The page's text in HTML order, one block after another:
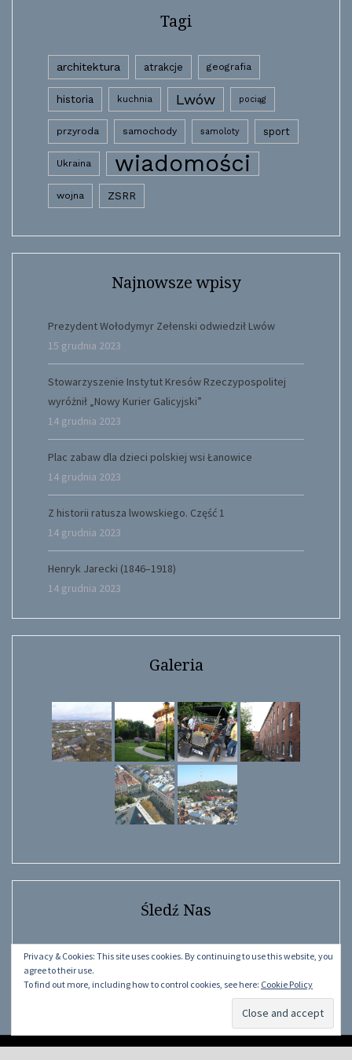
Tagi
architektura atrakcje geografia
historia kuchnia Lwów pociąg
przyroda samochody samoloty sport
Ukraina wiadomości
wojna ZSRR
Najnowsze wpisy
Prezydent Wołodymyr Zełenski odwiedził Lwów
15 grudnia 2023
Stowarzyszenie Instytut Kresów Rzeczypospolitej
wyróżnił „Nowy Kurier Galicyjski”
14 grudnia 2023
Plac zabaw dla dzieci polskiej wsi Łanowice
14 grudnia 2023
Z historii ratusza lwowskiego. Część 1
14 grudnia 2023
Henryk Jarecki (1846–1918)
14 grudnia 2023
Galeria
Śledź Nas
FacebookInstagramYouTube Facebook
Privacy & Cookies: This site uses cookies. By continuing to use this website, you
agree to their use.
To find out more, including how to control cookies, see here: Cookie Policy